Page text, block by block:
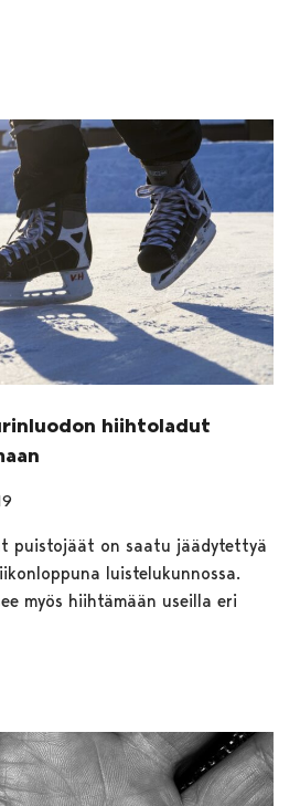
hiihtoladut
puistojäät on saatu jäädytettyä
luistelukunnossa.
myös hiihtämään useilla eri